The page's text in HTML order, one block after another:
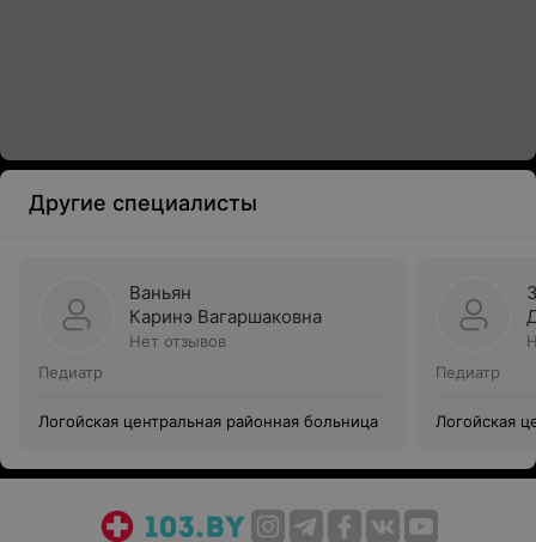
Другие специалисты
Ваньян
Каринэ Вагаршаковна
Нет отзывов
Педиатр
Логойская центральная районная больница
Педиатр
Логойская